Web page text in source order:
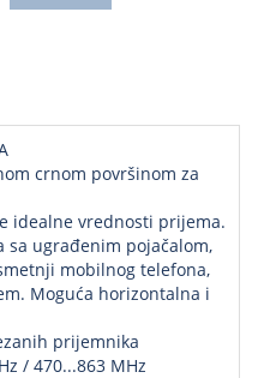
crnom površinom za
idealne vrednosti prijema.
sa ugrađenim pojačalom,
mobilnog telefona,
Moguća horizontalna i
prijemnika
/ 470...863 MHz